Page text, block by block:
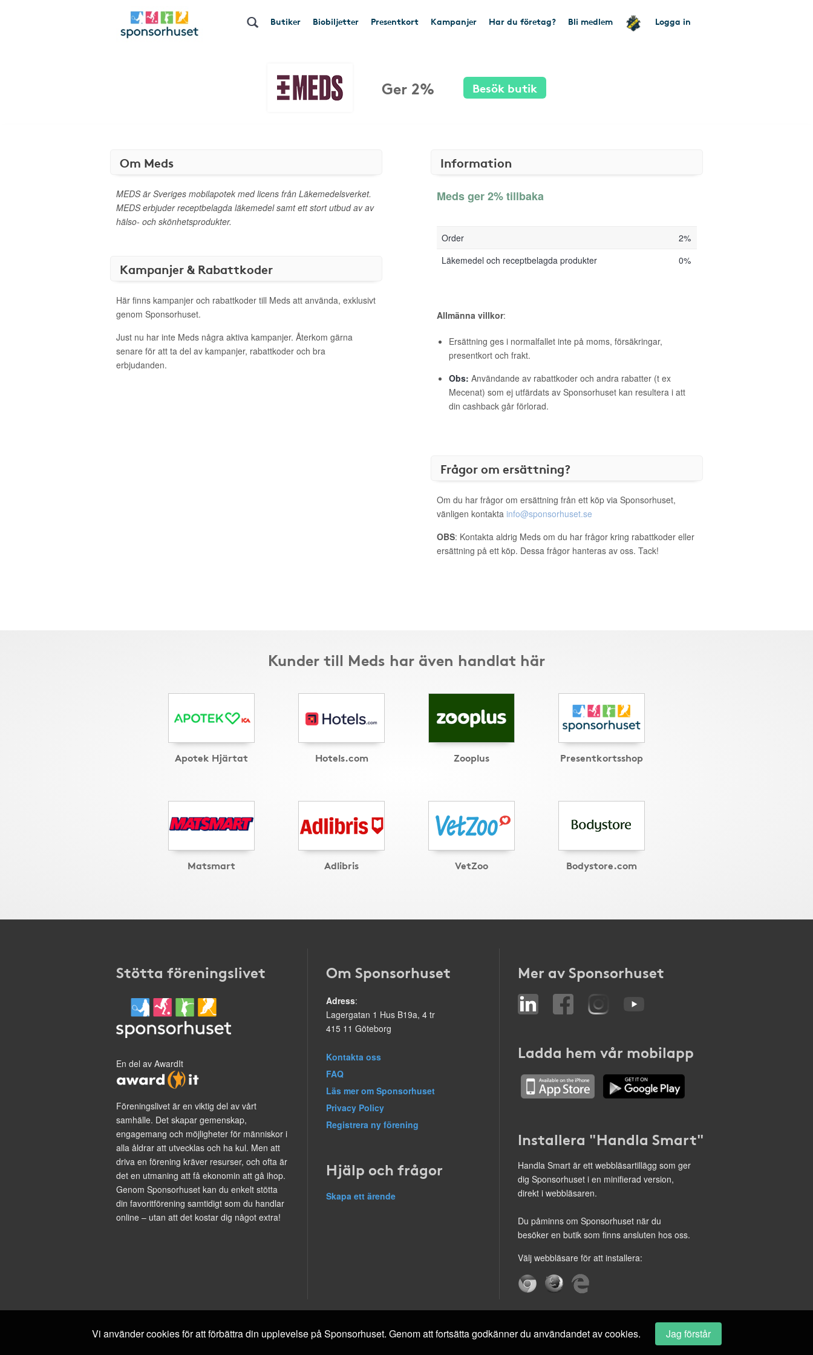
Butiker Biobiljetter Presentkort Kampanjer Har du företag? Bli medlem Logga in
Ger 2% Besök butik
Om Meds
MEDS är Sveriges mobilapotek med licens från Läkemedelsverket.
MEDS erbjuder receptbelagda läkemedel samt ett stort utbud av av
hälso- och skönhetsprodukter.
Kampanjer & Rabattkoder
Här finns kampanjer och rabattkoder till Meds att använda, exklusivt
genom Sponsorhuset.
Just nu har inte Meds några aktiva kampanjer. Återkom gärna
senare för att ta del av kampanjer, rabattkoder och bra
erbjudanden.
Information
Meds ger 2% tillbaka
Order
2%
Läkemedel och receptbelagda produkter
0%
Allmänna villkor:
Ersättning ges i normalfallet inte på moms, försäkringar,
presentkort och frakt.
Obs: Användande av rabattkoder och andra rabatter (t ex
Mecenat) som ej utfärdats av Sponsorhuset kan resultera i att
din cashback går förlorad.
Frågor om ersättning?
Om du har frågor om ersättning från ett köp via Sponsorhuset,
vänligen kontakta info@sponsorhuset.se
OBS: Kontakta aldrig Meds om du har frågor kring rabattkoder eller
ersättning på ett köp. Dessa frågor hanteras av oss. Tack!
Kunder till Meds har även handlat här
Apotek Hjärtat Hotels.com Zooplus Presentkortsshop
Matsmart Adlibris VetZoo Bodystore.com
Stötta föreningslivet
En del av AwardIt
Föreningslivet är en viktig del av vårt
samhälle. Det skapar gemenskap,
engagemang och möjligheter för människor i
alla åldrar att utvecklas och ha kul. Men att
driva en förening kräver resurser, och ofta är
det en utmaning att få ekonomin att gå ihop.
Genom Sponsorhuset kan du enkelt stötta
din favoritförening samtidigt som du handlar
online – utan att det kostar dig något extra!
Om Sponsorhuset
Adress:
Lagergatan 1 Hus B19a, 4 tr
415 11 Göteborg
Kontakta oss
FAQ
Läs mer om Sponsorhuset
Privacy Policy
Registrera ny förening
Hjälp och frågor
Skapa ett ärende
Mer av Sponsorhuset
Ladda hem vår mobilapp
Installera "Handla Smart"
Handla Smart är ett webbläsartillägg som ger
dig Sponsorhuset i en minifierad version,
direkt i webbläsaren.
Du påminns om Sponsorhuset när du
besöker en butik som finns ansluten hos oss.
Välj webbläsare för att installera:
Vi använder cookies för att förbättra din upplevelse på Sponsorhuset. Genom att fortsätta godkänner du användandet av cookies. Jag förstår